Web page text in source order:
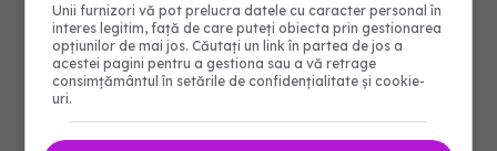
Unii furnizori vă pot prelucra datele cu caracter personal în
interes legitim, față de care puteți obiecta prin gestionarea
opțiunilor de mai jos. Căutați un link în partea de jos a
acestei pagini pentru a gestiona sau a vă retrage
consimțământul în setările de confidențialitate și cookie-
uri.